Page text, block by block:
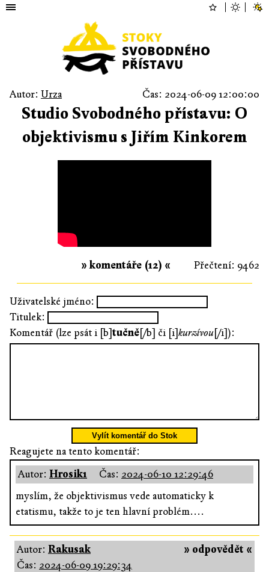
Autor: Urza Čas: 2024-06-09 12:00:00
Studio Svobodného přístavu: O
objektivismu s Jiřím Kinkorem
Přečtení: 9462
» komentáře (12) «
Uživatelské jméno:
Titulek:
Komentář (lze psát i [b]tučně[/b] či [i]kurzívou[/i]):
Vylít komentář do Stok
Reagujete na tento komentář:
Autor: Hrosik1 Čas: 2024-06-10 12:29:46
myslím, že objektivismus vede automaticky k
etatismu, takže to je ten hlavní problém....
» odpovědět «
Autor: Rakusak
Čas: 2024-06-09 19:29:34